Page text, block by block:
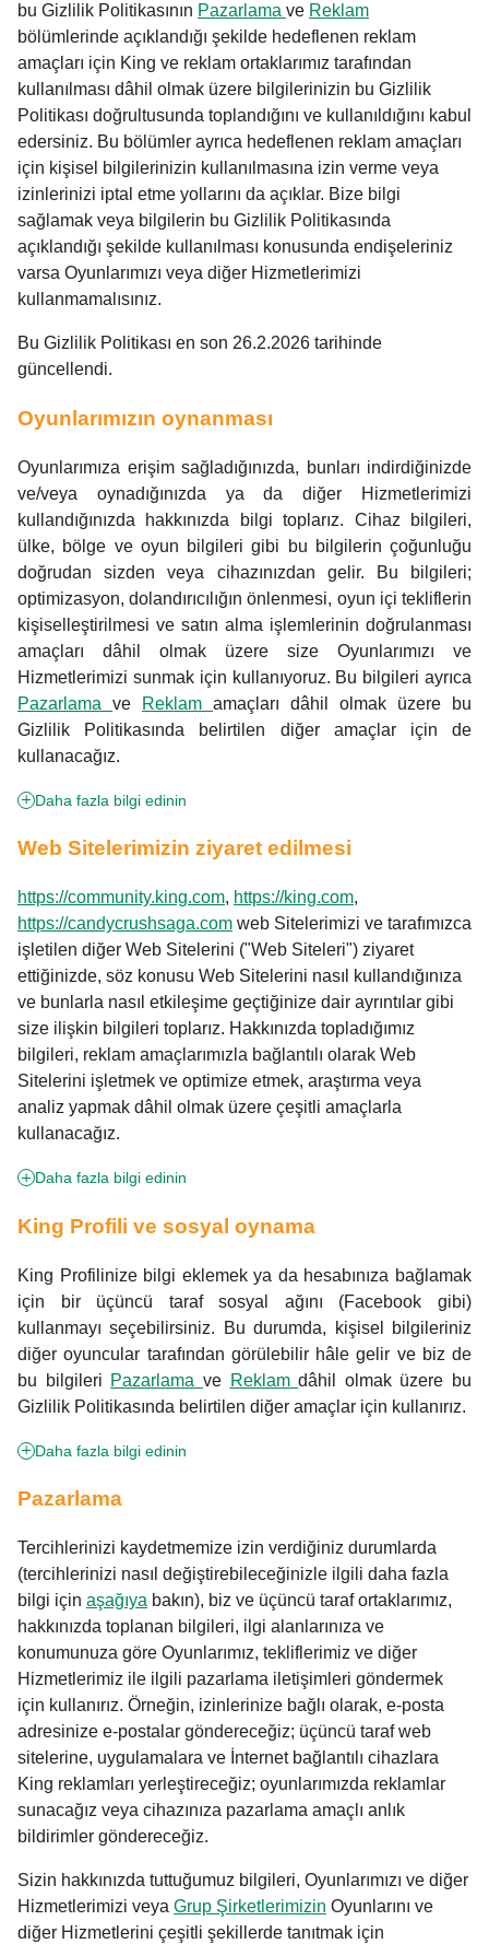
bu Gizlilik Politikasının Pazarlama ve Reklam
bölümlerinde açıklandığı şekilde hedeflenen reklam
amaçları için King ve reklam ortaklarımız tarafından
kullanılması dâhil olmak üzere bilgilerinizin bu Gizlilik
Politikası doğrultusunda toplandığını ve kullanıldığını kabul
edersiniz. Bu bölümler ayrıca hedeflenen reklam amaçları
için kişisel bilgilerinizin kullanılmasına izin verme veya
izinlerinizi iptal etme yollarını da açıklar. Bize bilgi
sağlamak veya bilgilerin bu Gizlilik Politikasında
açıklandığı şekilde kullanılması konusunda endişeleriniz
varsa Oyunlarımızı veya diğer Hizmetlerimizi
kullanmamalısınız.
Bu Gizlilik Politikası en son 26.2.2026 tarihinde
güncellendi.
Oyunlarımızın oynanması
Oyunlarımıza erişim sağladığınızda, bunları indirdiğinizde
ve/veya oynadığınızda ya da diğer Hizmetlerimizi
kullandığınızda hakkınızda bilgi toplarız. Cihaz bilgileri,
ülke, bölge ve oyun bilgileri gibi bu bilgilerin çoğunluğu
doğrudan sizden veya cihazınızdan gelir. Bu bilgileri;
optimizasyon, dolandırıcılığın önlenmesi, oyun içi tekliflerin
kişiselleştirilmesi ve satın alma işlemlerinin doğrulanması
amaçları dâhil olmak üzere size Oyunlarımızı ve
Hizmetlerimizi sunmak için kullanıyoruz. Bu bilgileri ayrıca
Pazarlama ve Reklam amaçları dâhil olmak üzere bu
Gizlilik Politikasında belirtilen diğer amaçlar için de
kullanacağız.
Daha fazla bilgi edinin
Web Sitelerimizin ziyaret edilmesi
https://community.king.com, https://king.com,
https://candycrushsaga.com web Sitelerimizi ve tarafımızca
işletilen diğer Web Sitelerini ("Web Siteleri") ziyaret
ettiğinizde, söz konusu Web Sitelerini nasıl kullandığınıza
ve bunlarla nasıl etkileşime geçtiğinize dair ayrıntılar gibi
size ilişkin bilgileri toplarız. Hakkınızda topladığımız
bilgileri, reklam amaçlarımızla bağlantılı olarak Web
Sitelerini işletmek ve optimize etmek, araştırma veya
analiz yapmak dâhil olmak üzere çeşitli amaçlarla
kullanacağız.
Daha fazla bilgi edinin
King Profili ve sosyal oynama
King Profilinize bilgi eklemek ya da hesabınıza bağlamak
için bir üçüncü taraf sosyal ağını (Facebook gibi)
kullanmayı seçebilirsiniz. Bu durumda, kişisel bilgileriniz
diğer oyuncular tarafından görülebilir hâle gelir ve biz de
bu bilgileri Pazarlama ve Reklamdâhil olmak üzere bu
Gizlilik Politikasında belirtilen diğer amaçlar için kullanırız.
Daha fazla bilgi edinin
Pazarlama
Tercihlerinizi kaydetmemize izin verdiğiniz durumlarda
(tercihlerinizi nasıl değiştirebileceğinizle ilgili daha fazla
bilgi için aşağıya bakın), biz ve üçüncü taraf ortaklarımız,
hakkınızda toplanan bilgileri, ilgi alanlarınıza ve
konumunuza göre Oyunlarımız, tekliflerimiz ve diğer
Hizmetlerimiz ile ilgili pazarlama iletişimleri göndermek
için kullanırız. Örneğin, izinlerinize bağlı olarak, e-posta
adresinize e-postalar göndereceğiz; üçüncü taraf web
sitelerine, uygulamalara ve İnternet bağlantılı cihazlara
King reklamları yerleştireceğiz; oyunlarımızda reklamlar
sunacağız veya cihazınıza pazarlama amaçlı anlık
bildirimler göndereceğiz.
Sizin hakkınızda tuttuğumuz bilgileri, Oyunlarımızı ve diğer
Hizmetlerimizi veya Grup Şirketlerimizin Oyunlarını ve
diğer Hizmetlerini çeşitli şekillerde tanıtmak için